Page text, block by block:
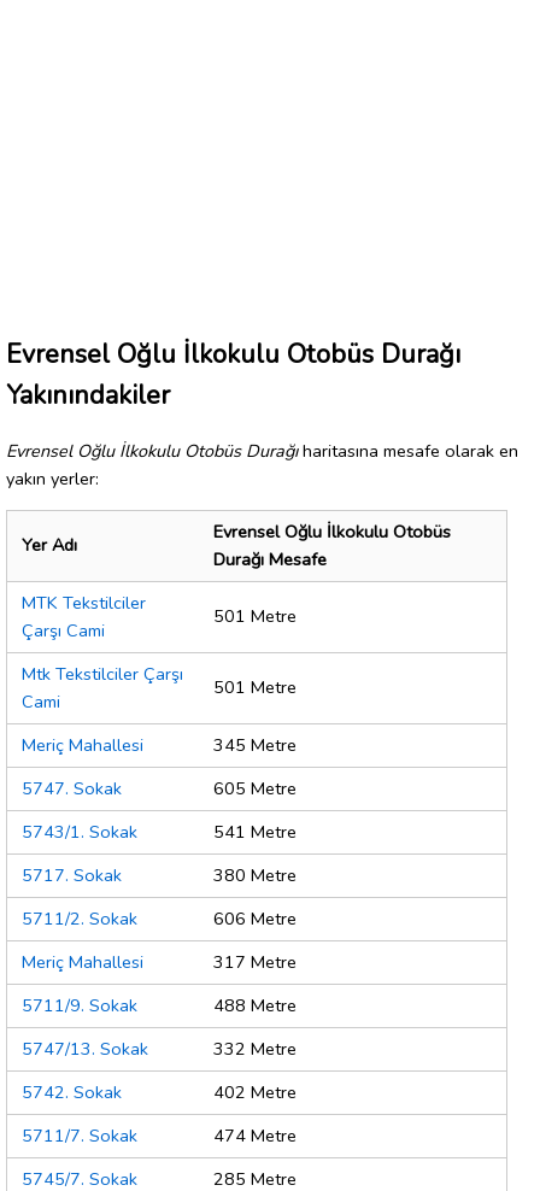
Evrensel Oğlu İlkokulu Otobüs Durağı
Yakınındakiler
Evrensel Oğlu İlkokulu Otobüs Durağıharitasına mesafe olarak en
yakın yerler:
Yer Adı
Evrensel Oğlu İlkokulu Otobüs
Durağı Mesafe
MTK Tekstilciler
Çarşı Cami
501 Metre
Mtk Tekstilciler Çarşı
Cami
501 Metre
Meriç Mahallesi
345 Metre
5747. Sokak
605 Metre
5743/1. Sokak
541 Metre
5717. Sokak
380 Metre
5711/2. Sokak
606 Metre
Meriç Mahallesi
317 Metre
5711/9. Sokak
488 Metre
5747/13. Sokak
332 Metre
5742. Sokak
402 Metre
5711/7. Sokak
474 Metre
5745/7. Sokak
285 Metre